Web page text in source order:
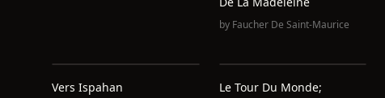
by Faucher De Saint-Maurice
Vers Ispahan
Le Tour Du Monde;